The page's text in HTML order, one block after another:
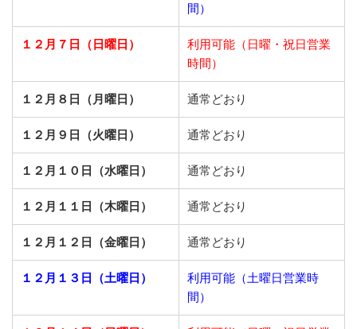
間）
１２月７日（日曜日）
利用可能（日曜・祝日営業
時間）
１２月８日（月曜日） 通常どおり
１２月９日（火曜日） 通常どおり
１２月１０日（水曜日） 通常どおり
１２月１１日（木曜日） 通常どおり
１２月１２日（金曜日） 通常どおり
１２月１３日（土曜日）
利用可能（土曜日営業時
間）